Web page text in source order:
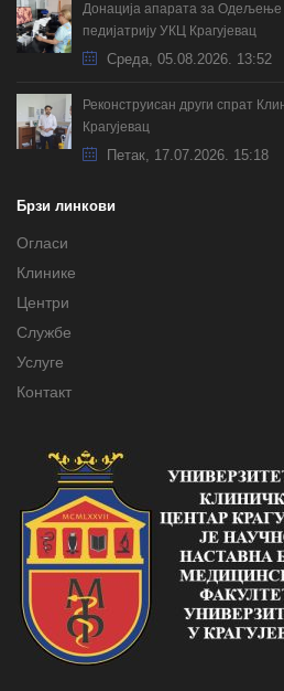
Донација апарата за Одељење
педијатрију УКЦ Крагујевац
Cреда, 05.08.2026. 13:52
Реконструисан други спрат
Крагујевац
Петак, 17.07.2026. 15:18
Брзи линкови
Огласи
Клинике
Центри
Службе
Услуге
Контакт